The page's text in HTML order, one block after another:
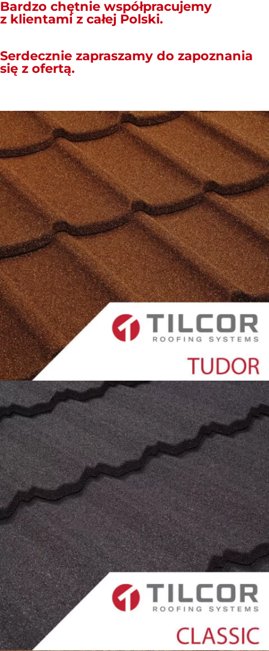
Bardzo chętnie współpracujemy
z klientami z całej Polski.
Serdecznie zapraszamy do zapoznania
się z ofertą.